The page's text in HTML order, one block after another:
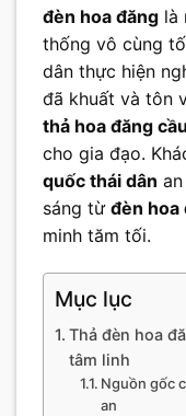
đèn hoa đăng là
thống vô cùng
dân thực hiện
đã khuất và tôn
thả hoa đăng cầu
cho gia đạo.
quốc thái dân
sáng từ đèn hoa
minh tăm tối.
Mục lục
Thả đèn hoa
tâm linh
Nguồn gốc
an